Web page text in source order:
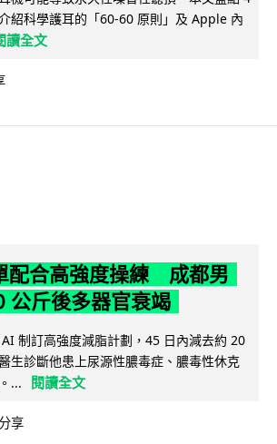
紹科學護耳的「60-60 原則」及 Apple 內
讀全文
配合高強度操練 成都男
公斤後多器官衰竭
制訂高強度減脂計劃，45 日內減去約 20
生診斷他患上尿源性膿毒症、膿毒性休克
...
閱讀全文
享